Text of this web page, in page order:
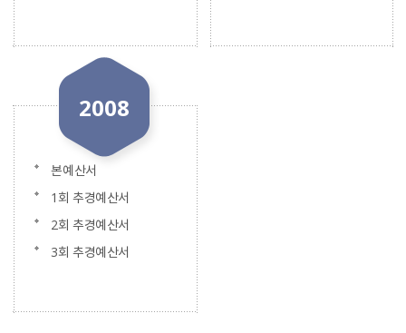
2008
본예산서
1회 추경예산서
2회 추경예산서
3회 추경예산서